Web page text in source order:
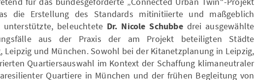
die Erstellung des Standards mitinitiierte und maßgeblich
unterstützte, beleuchtete Dr. Nicole Schubbedrei ausgewählte
aus der Praxis der am Projekt beteiligten Städte
Leipzig und München. Sowohl bei der Kitanetzplanung in Leipzig,
Quartiersauswahl im Kontext der Schaffung klimaneutraler
Quartiere in München und der frühen Begleitung von